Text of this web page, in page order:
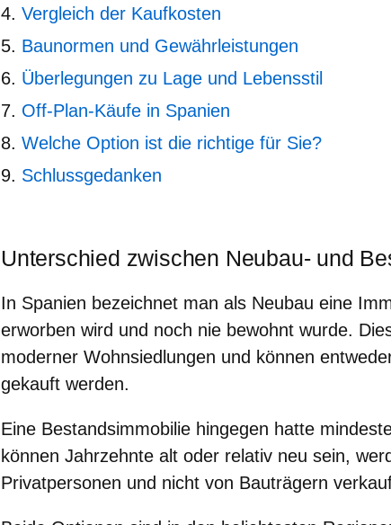
Vergleich der Kaufkosten
Baunormen und Gewährleistungen
Überlegungen zu Lage und Lebensstil
Off-Plan-Käufe in Spanien
Welche Option ist die richtige für Sie?
Schlussgedanken
Unterschied zwischen Neubau- und
In Spanien bezeichnet man als Neubau eine
erworben wird und noch nie bewohnt wurde.
moderner Wohnsiedlungen und können
gekauft werden.
Eine Bestandsimmobilie hingegen hatte
können Jahrzehnte alt oder relativ neu sein,
Privatpersonen und nicht von Bauträgern